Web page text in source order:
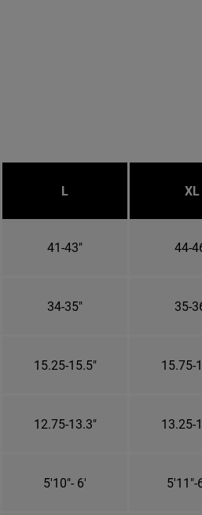
L XL
41-43" 44-
34-35" 35-
15.25-15.5" 15.75-
12.75-13.3" 13.25-
5'10"- 6' 5'11"-